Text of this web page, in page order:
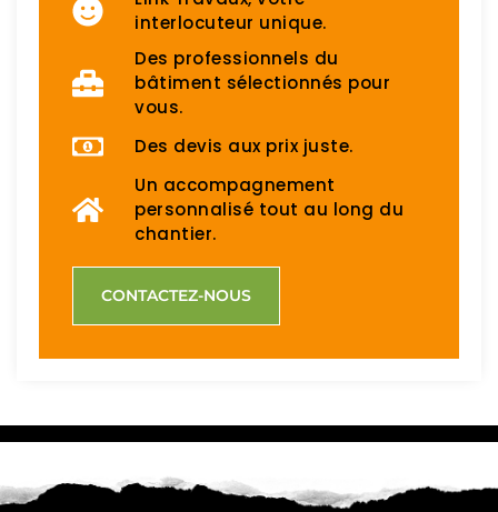
interlocuteur unique.
Des professionnels du
bâtiment sélectionnés pour
vous.
Des devis aux prix juste.
Un accompagnement
personnalisé tout au long du
chantier.
CONTACTEZ-NOUS